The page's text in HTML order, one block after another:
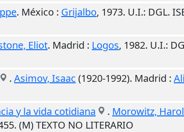
. México : Grijalbo, 1973. U.I.: DGL.
Eliot. Madrid : Logos, 1982. U.I.:
. Asimov, Isaac (1920-1992). Madrid :
y la vida cotidiana
. Morowitz,
(M) TEXTO NO LITERARIO